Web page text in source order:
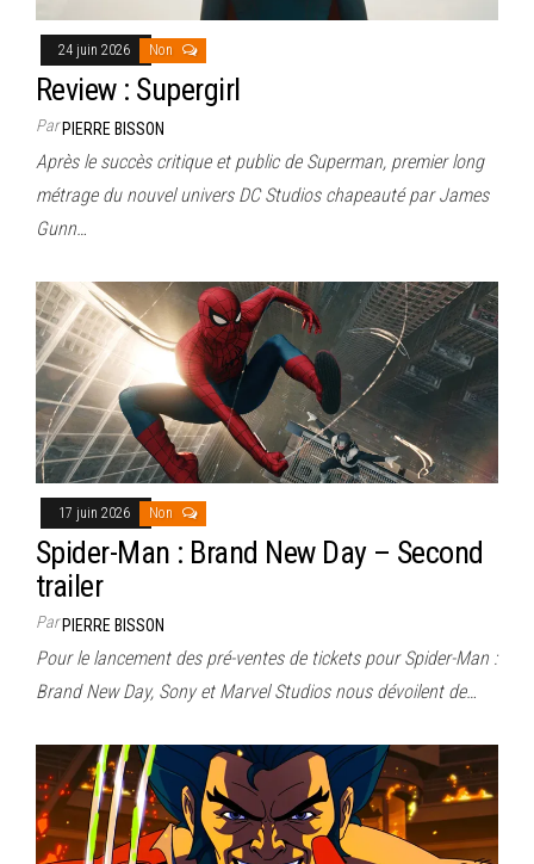
24 juin 2026 Non
Review : Supergirl
ParPIERRE BISSON
Après le succès critique et public de Superman, premier long
métrage du nouvel univers DC Studios chapeauté par James
Gunn…
17 juin 2026 Non
Spider-Man : Brand New Day – Second
trailer
ParPIERRE BISSON
Pour le lancement des pré-ventes de tickets pour Spider-Man :
Brand New Day, Sony et Marvel Studios nous dévoilent de…